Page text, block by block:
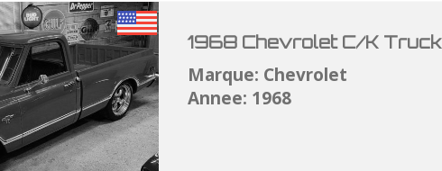
1968 Chevrolet C/K Truck
Marque: Chevrolet
Annee: 1968